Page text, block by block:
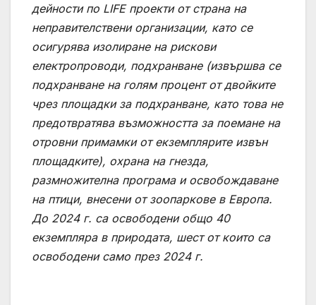
дейности по LIFE проекти от страна на
неправителствени организации, като се
осигурява изолиране на рискови
електропроводи, подхранване (извършва се
подхранване на голям процент от двойките
чрез площадки за подхранване, като това не
предотвратява възможността за поемане на
отровни примамки от екземплярите извън
площадките), охрана на гнезда,
размножителна програма и освобождаване
на птици, внесени от зоопаркове в Европа.
До 2024 г. са освободени общо 40
екземпляра в природата, шест от които са
освободени само през 2024 г.